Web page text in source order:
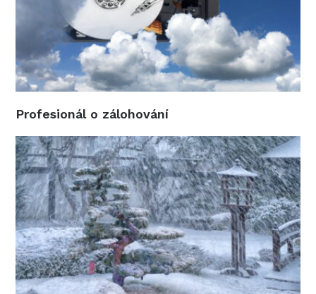
Profesionál o zálohování